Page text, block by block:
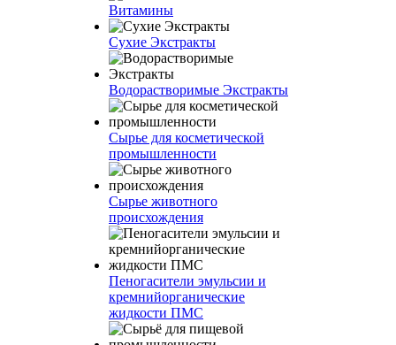
Витамины
Сухие Экстракты
Водорастворимые Экстракты
Сырье для косметической
промышленности
Сырье животного
происхождения
Пеногасители эмульсии и
кремнийорганические
жидкости ПМС